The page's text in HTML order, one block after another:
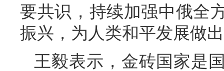
要共识，持续加强中俄全
振兴，为人类和平发展做
王毅表示，金砖国家是